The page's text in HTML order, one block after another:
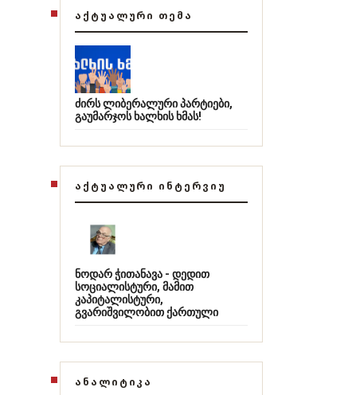
ᲐᲥᲢᲣᲐᲚᲣᲠᲘ ᲗᲔᲛᲐ
ძირს ლიბერალური პარტიები,
გაუმარჯოს ხალხის ხმას!
ᲐᲥᲢᲣᲐᲚᲣᲠᲘ ᲘᲜᲢᲔᲠᲕᲘᲣ
ნოდარ ჭითანავა - დედით
სოციალისტური, მამით
კაპიტალისტური,
გვარიშვილობით ქართული
ᲐᲜᲐᲚᲘᲢᲘᲙᲐ